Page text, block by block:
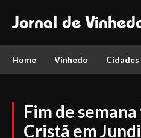
Jornal de
Home Vinhedo Cidades
Fim de
Cristã em